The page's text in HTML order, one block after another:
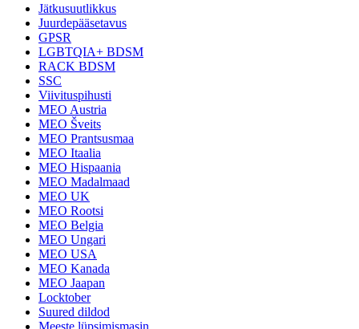
Jätkusuutlikkus
Juurdepääsetavus
GPSR
LGBTQIA+ BDSM
RACK BDSM
SSC
Viivituspihusti
MEO Austria
MEO Šveits
MEO Prantsusmaa
MEO Itaalia
MEO Hispaania
MEO Madalmaad
MEO UK
MEO Rootsi
MEO Belgia
MEO Ungari
MEO USA
MEO Kanada
MEO Jaapan
Locktober
Suured dildod
Meeste lüpsimismasin